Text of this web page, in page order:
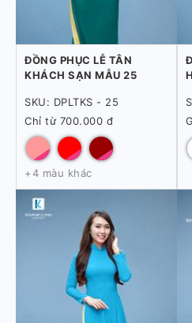
ĐỒNG PHỤC LỄ TÂN
KHÁCH SẠN MẪU 25
SKU: DPLTKS - 25
Chỉ từ 700.000 đ
+4 màu khác